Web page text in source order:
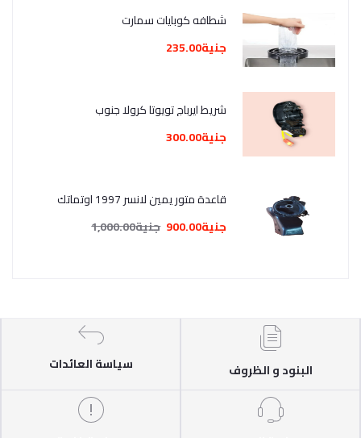
شطافه كوبايات سمارت
جنية235.00
شريط ايرباج تويوتا كرولا جنوب
جنية300.00
قاعدة متور يمين لانسر 1997 اوتماتك
جنية900.00
جنية1,000.00
البنود و الظروف سياسة العائدات